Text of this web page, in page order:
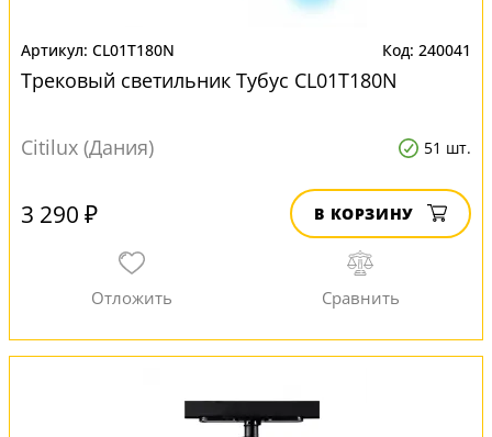
CL01T180N 240041
Трековый светильник Тубус CL01T180N
Citilux (Дания) 51 шт.
3 290 ₽ В КОРЗИНУ